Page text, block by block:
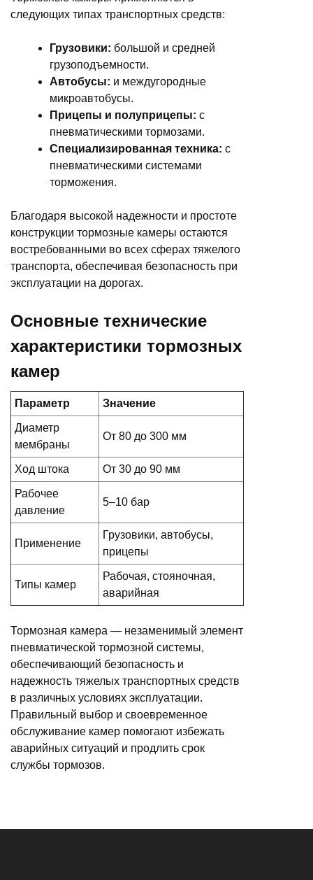
следующих типах транспортных средств:
Грузовики: большой и средней
грузоподъемности.
Автобусы: и междугородные
микроавтобусы.
Прицепы и полуприцепы: с
пневматическими тормозами.
Специализированная техника: с
пневматическими системами
торможения.
Благодаря высокой надежности и простоте
конструкции тормозные камеры остаются
востребованными во всех сферах тяжелого
транспорта, обеспечивая безопасность при
эксплуатации на дорогах.
Основные технические
характеристики тормозных
камер
Параметр Значение
Диаметр
мембраны
От 80 до 300 мм
Ход штока От 30 до 90 мм
Рабочее
давление
5–10 бар
Применение
Грузовики, автобусы,
прицепы
Типы камер
Рабочая, стояночная,
аварийная
Тормозная камера — незаменимый элемент
пневматической тормозной системы,
обеспечивающий безопасность и
надежность тяжелых транспортных средств
в различных условиях эксплуатации.
Правильный выбор и своевременное
обслуживание камер помогают избежать
аварийных ситуаций и продлить срок
службы тормозов.